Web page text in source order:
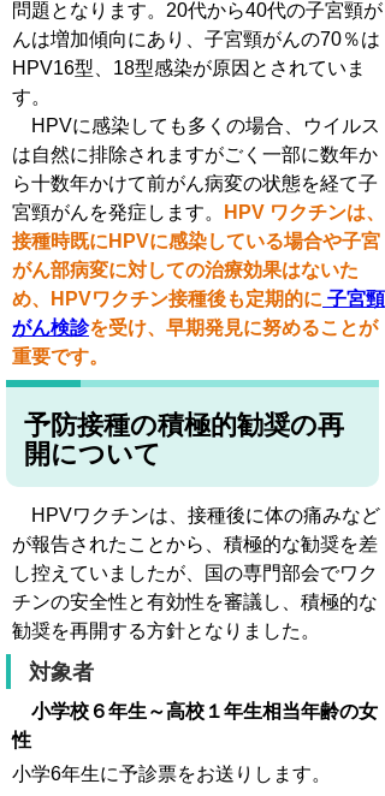
問題となります。20代から40代の子宮頸が
んは増加傾向にあり、子宮頸がんの70％は
HPV16型、18型感染が原因とされていま
す。
HPVに感染しても多くの場合、ウイルス
は自然に排除されますがごく一部に数年か
ら十数年かけて前がん病変の状態を経て子
宮頸がんを発症します。
HPV ワクチンは、
接種時既にHPVに感染している場合や子宮
がん部病変に対しての治療効果はないた
め、HPVワクチン接種後も定期的に 子宮頸
がん検診を受け、早期発見に努めることが
重要です。
予防接種の積極的勧奨の再
開について
HPVワクチンは、接種後に体の痛みなど
が報告されたことから、積極的な勧奨を差
し控えていましたが、国の専門部会でワク
チンの安全性と有効性を審議し、積極的な
勧奨を再開する方針となりました。
対象者
小学校６年生～高校１年生相当年齢の女
性
小学6年生に予診票をお送りします。